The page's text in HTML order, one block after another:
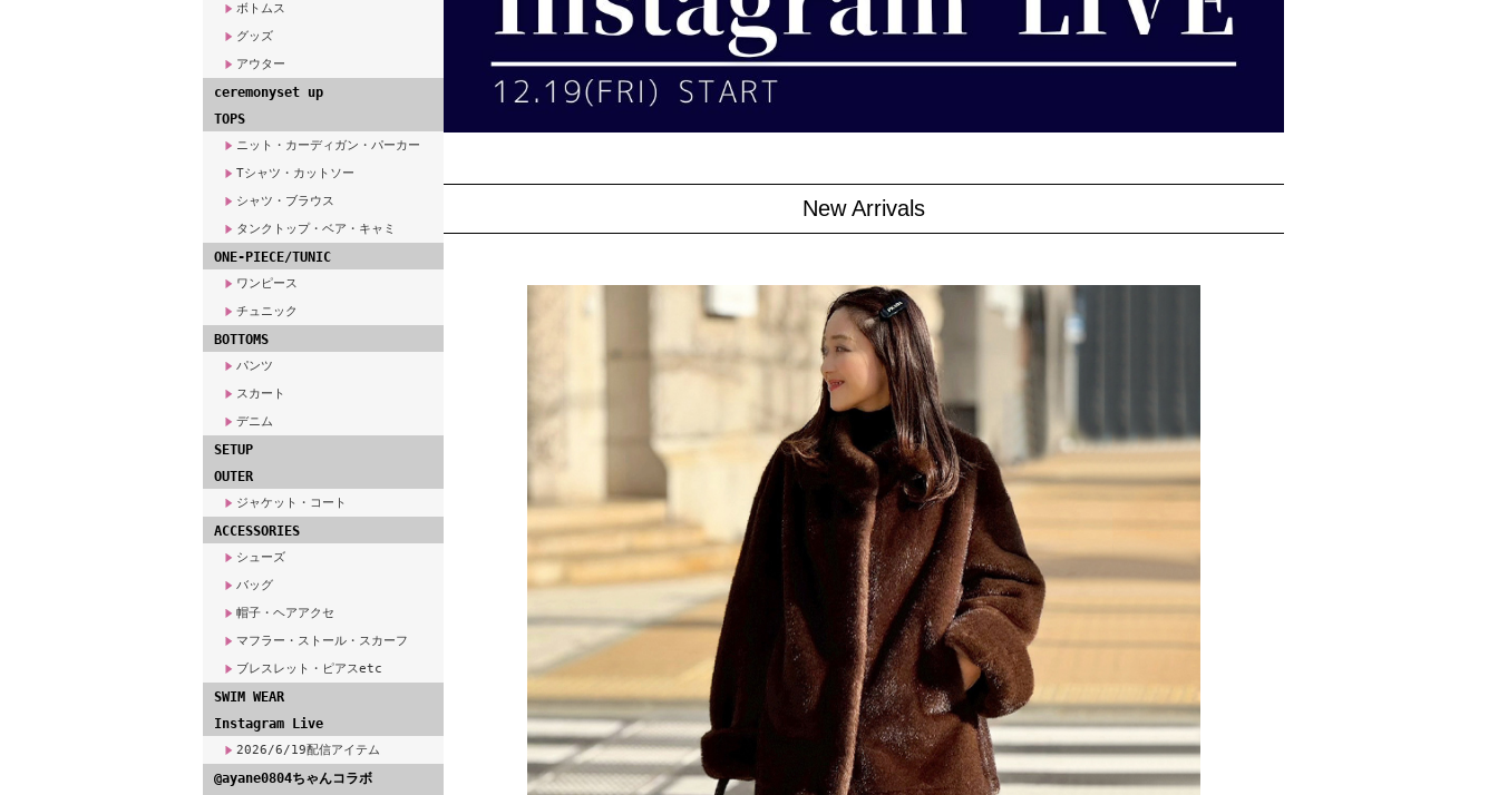
ボトムス
グッズ
アウター
ceremonyset up
TOPS
ニット・カーディガン・パーカー
Tシャツ・カットソー
シャツ・ブラウス
タンクトップ・ベア・キャミ
ONE-PIECE/TUNIC
ワンピース
チュニック
BOTTOMS
パンツ
スカート
デニム
SETUP
OUTER
ジャケット・コート
ACCESSORIES
シューズ
バッグ
帽子・ヘアアクセ
マフラー・ストール・スカーフ
ブレスレット・ピアスetc
SWIM WEAR
Instagram Live
2026/6/19配信アイテム
@ayane0804ちゃんコラボ
New Arrivals